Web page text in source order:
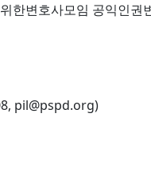
한변호사모임 공익인권
pil@pspd.org)